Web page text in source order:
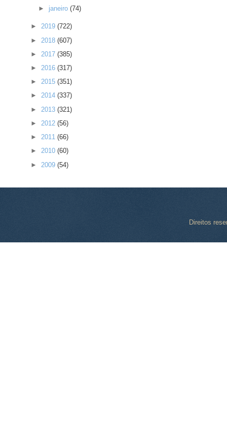
► janeiro(74)
► 2019 (722)
► 2018 (607)
► 2017 (385)
► 2016 (317)
► 2015 (351)
► 2014 (337)
► 2013 (321)
► 2012 (56)
► 2011 (66)
► 2010 (60)
► 2009 (54)
Direitos